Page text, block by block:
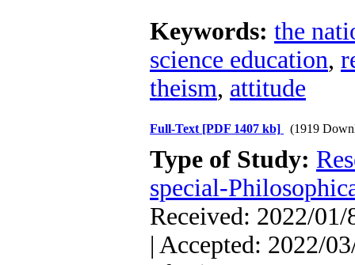
Keywords: the
science education,
theism, attitude
Full-Text [PDF 1407 kb] (1919
Type of Study:
special-
Received: 2022/
| Accepted: 2022/